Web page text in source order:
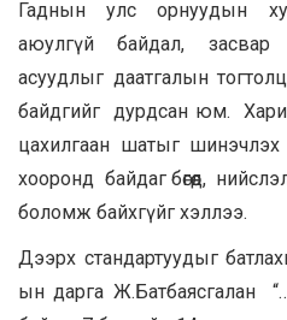
Гаднын улс орнуудын
аюулгүй байдал, засвар
асуудлыг даатгалын
байдгийг дурдсан юм.
цахилгаан шатыг шинэчлэх
хооронд байдаг бөгөөд,
боломж байхгүйг хэллээ.
Дээрх стандартуудыг
ын дарга Ж.Батбаясгалан